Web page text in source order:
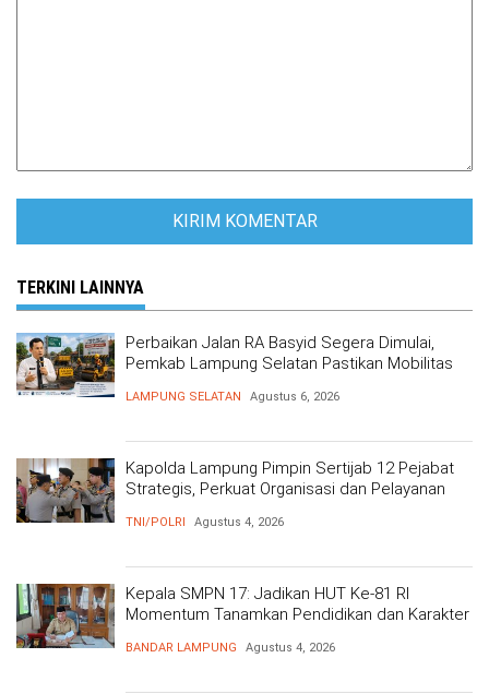
TERKINI LAINNYA
Perbaikan Jalan RA Basyid Segera Dimulai,
Pemkab Lampung Selatan Pastikan Mobilitas
LAMPUNG SELATAN Agustus 6, 2026
Kapolda Lampung Pimpin Sertijab 12 Pejabat
Strategis, Perkuat Organisasi dan Pelayanan
TNI/POLRI Agustus 4, 2026
Kepala SMPN 17: Jadikan HUT Ke-81 RI
Momentum Tanamkan Pendidikan dan Karakter
BANDAR LAMPUNG Agustus 4, 2026